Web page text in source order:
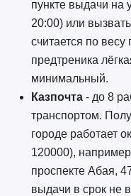
пункте выдачи на
20:00) или
считается по
предтреника
минимальный.
Казпочта- до 8
транспортом.
городе работает
120000),
проспекте Абая,
выдачи в срок не